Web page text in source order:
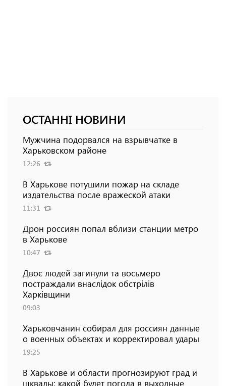
ОСТАННІ НОВИНИ
Мужчина подорвался на взрывчатке в
Харьковском районе
12:26
В Харькове потушили пожар на складе
издательства после вражеской атаки
11:31
Дрон россиян попал вблизи станции метро
в Харькове
10:47
Двоє людей загинули та восьмеро
постраждали внаслідок обстрілів
Харківщини
09:03
Харьковчанин собирал для россиян данные
о военных объектах и ​​корректировал удары
19:25
В Харькове и области прогнозируют град и
шквалы: какой будет погода в выходные